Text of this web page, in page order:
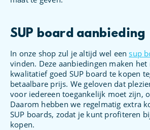
SUP board aanbieding
In onze shop zul je altijd wel een sup
vinden. Deze aanbiedingen maken
kwalitatief goed SUP board te kopen
betaalbare prijs. We geloven dat
voor iedereen toegankelijk moet zijn,
Daarom hebben we regelmatig extra
SUP boards, zodat je kunt profiteren
kopen.